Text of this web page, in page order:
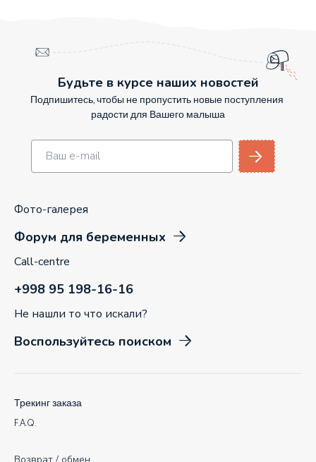
Будьте в курсе наших новостей
Подпишитесь, чтобы не пропустить новые поступления
радости для Вашего малыша
Фото-галерея
Форум для беременных
Call-centre
+998 95 198-16-16
Не нашли то что искали?
Воспользуйтесь поиском
Трекинг заказа
F.A.Q.